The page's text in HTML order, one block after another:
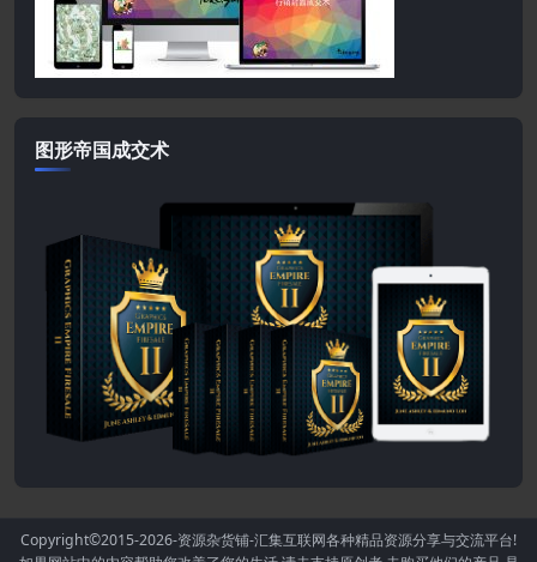
图形帝国成交术
Copyright©2015-2026-资源杂货铺-汇集互联网各种精品资源分享与交流平台!